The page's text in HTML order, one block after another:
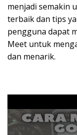
menjadi semakin
terbaik dan tips
pengguna dapat
Meet untuk
dan menarik.